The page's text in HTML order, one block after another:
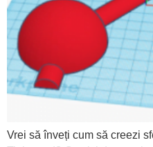
Vrei să înveți cum să creezi